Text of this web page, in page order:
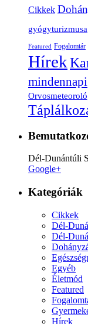
Cikkek
gyógyturizmusa
Featured Fogalomtár
Hírek
mindennapi
Dél-Dunántúli
Google+
Kategóriák
Cikkek
Dél-
Dél-
Egyéb
Életmód
Featured
Hírek